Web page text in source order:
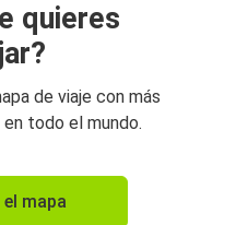
quieres
de viaje con más
todo el mundo.
mapa